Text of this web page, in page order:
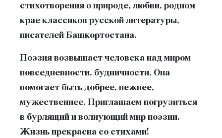
стихотворения о природе, любви, родном
крае классиков русской литературы,
писателей Башкортостана.
Поэзия возвышает человека над миром
повседневности, будничности. Она
помогает быть добрее, нежнее,
мужественнее. Приглашаем погрузиться
в бурлящий и волнующий мир поэзии.
Жизнь прекрасна со стихами!